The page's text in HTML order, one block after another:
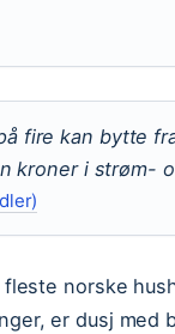
fire kan bytte
kroner i strøm-
norske
er dusj med